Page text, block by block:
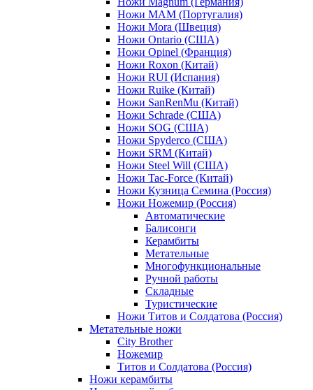
Ножи MAM (Португалия)
Ножи Mora (Швеция)
Ножи Ontario (США)
Ножи Opinel (Франция)
Ножи Roxon (Китай)
Ножи RUI (Испания)
Ножи Ruike (Китай)
Ножи SanRenMu (Китай)
Ножи Schrade (США)
Ножи SOG (США)
Ножи Spyderco (США)
Ножи SRM (Китай)
Ножи Steel Will (США)
Ножи Tac-Force (Китай)
Ножи Кузница Семина (Россия)
Ножи Ножемир (Россия)
Автоматические
Балисонги
Керамбиты
Метательные
Многофункциональные
Ручной работы
Складные
Туристические
Ножи Титов и Солдатова (Россия)
Метательные ножи
City Brother
Ножемир
Титов и Солдатова (Россия)
Ножи керамбиты